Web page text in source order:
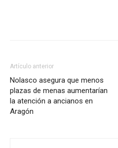
Artículo anterior
Nolasco asegura que menos
plazas de menas aumentarían
la atención a ancianos en
Aragón